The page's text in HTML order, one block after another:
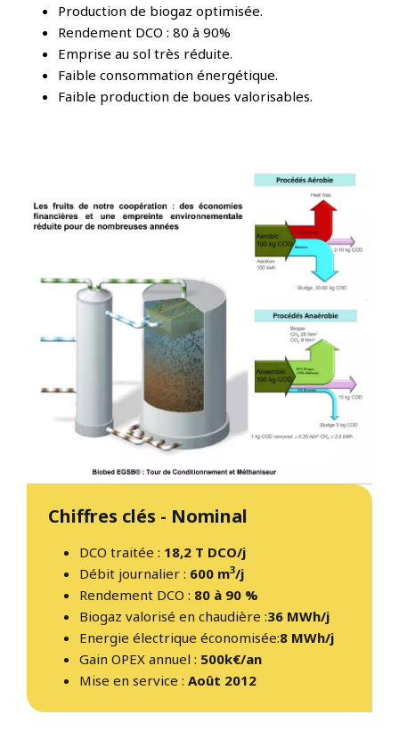
Production de biogaz optimisée.
Rendement DCO : 80 à 90%
Emprise au sol très réduite.
Faible consommation énergétique.
Faible production de boues valorisables.
Chiffres clés - Nominal
DCO traitée : 18,2 T DCO/j
Débit journalier : 600 m3/j
Rendement DCO : 80 à 90 %
Biogaz valorisé en chaudière :36 MWh/j
Energie électrique économisée:8 MWh/j
Gain OPEX annuel : 500k€/an
Mise en service : Août 2012